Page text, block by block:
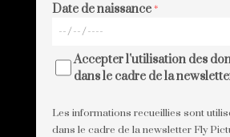
Date de naissance*
Accepter l'utilisation des
dans le cadre de la
Les informations recueillies sont
dans le cadre de la newsletter Fly